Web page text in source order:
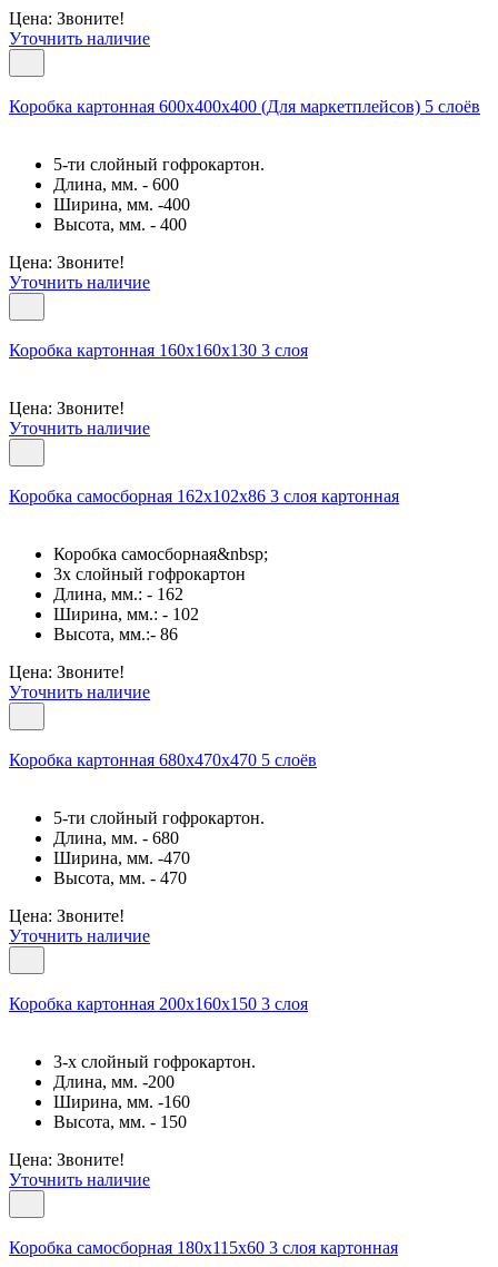
Цена: Звоните!
Уточнить наличие
Коробка картонная 600х400х400 (Для маркетплейсов) 5 слоёв
5-ти слойный гофрокартон.
Длина, мм. - 600
Ширина, мм. -400
Высота, мм. - 400
Цена: Звоните!
Уточнить наличие
Коробка картонная 160х160х130 3 слоя
Цена: Звоните!
Уточнить наличие
Коробка самосборная 162х102х86 3 слоя картонная
Коробка самосборная&nbsp;
3х слойный гофрокартон
Длина, мм.: - 162
Ширина, мм.: - 102
Высота, мм.:- 86
Цена: Звоните!
Уточнить наличие
Коробка картонная 680х470х470 5 слоёв
5-ти слойный гофрокартон.
Длина, мм. - 680
Ширина, мм. -470
Высота, мм. - 470
Цена: Звоните!
Уточнить наличие
Коробка картонная 200х160х150 3 слоя
3-х слойный гофрокартон.
Длина, мм. -200
Ширина, мм. -160
Высота, мм. - 150
Цена: Звоните!
Уточнить наличие
Коробка самосборная 180х115х60 3 слоя картонная